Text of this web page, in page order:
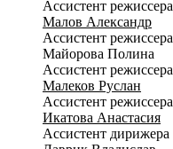
Ассистент режиссера
Малов Александр
Ассистент режиссера
Майорова Полина
Ассистент режиссера
Малеков Руслан
Ассистент режиссера
Икатова Анастасия
Ассистент дирижера